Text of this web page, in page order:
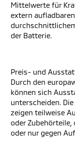
Mittelwerte für
extern
der Batterie.
Preis- und
Durch den
können sich
unterscheiden.
zeigen teilweise
oder
oder nur gegen